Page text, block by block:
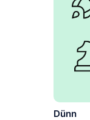
Dünn